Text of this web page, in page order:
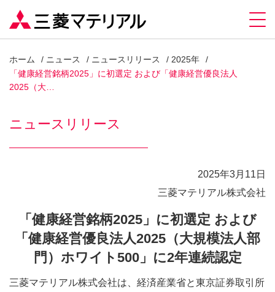
ホーム ニュース ニュースリリース
2025年
「健康経営銘柄2025」に初選定 および「健康経営優良法人
2025（大…
ニュースリリース
2025年3月11日
三菱マテリアル株式会社
「健康経営銘柄2025」に初選定 および
「健康経営優良法人2025（大規模法人部
門）ホワイト500」に2年連続認定
三菱マテリアル株式会社は、経済産業省と東京証券取引所